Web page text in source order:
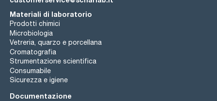
Materiali di laboratorio
Prodotti chimici
Microbiologia
Vetreria, quarzo e porcellana
Cromatografia
Strumentazione scientifica
Consumabile
Sicurezza e igiene
Documentazione